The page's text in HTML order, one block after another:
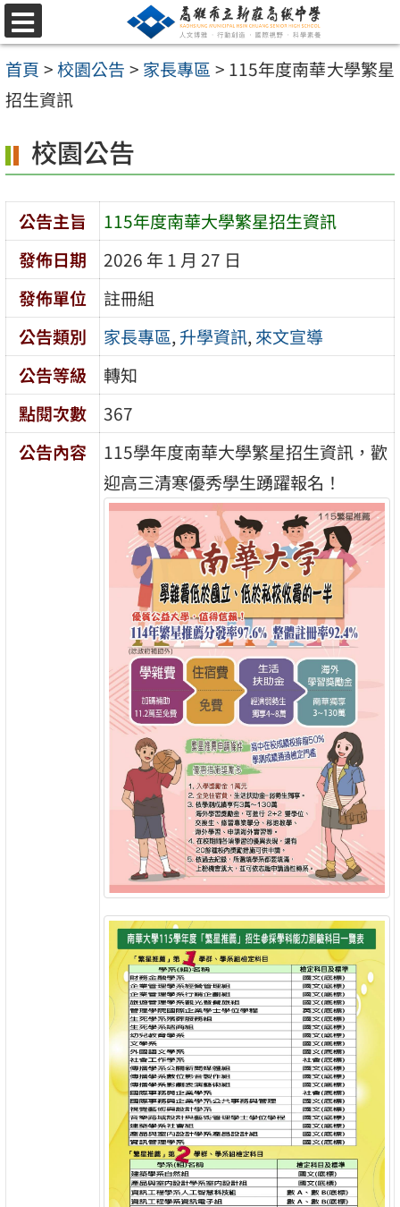
跳
至
主
要
容
區
選
單
首頁 >校園公告 > 家長專區 > 115年度南華大學繁星
招生資訊
校園公告
公告主旨
115年度南華大學繁星招生資訊
發佈日期
2026 年 1 月 27 日
發佈單位
註冊組
公告類別
家長專區,升學資訊,來文宣導
公告等級
轉知
點閱次數
367
公告內容
115學年度南華大學繁星招生資訊，歡
迎高三清寒優秀學生踴躍報名！